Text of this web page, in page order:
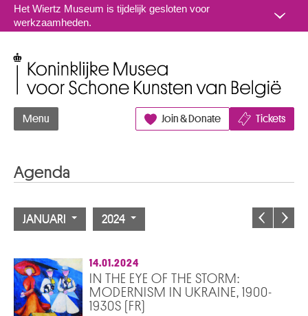
Naar inhoud
Het Wiertz Museum is tijdelijk gesloten voor
werkzaamheden.
Menu Join & Donate Tickets
Agenda
JANUARI 2024
14.01.2024
IN THE EYE OF THE STORM:
MODERNISM IN UKRAINE, 1900-
1930S (FR)